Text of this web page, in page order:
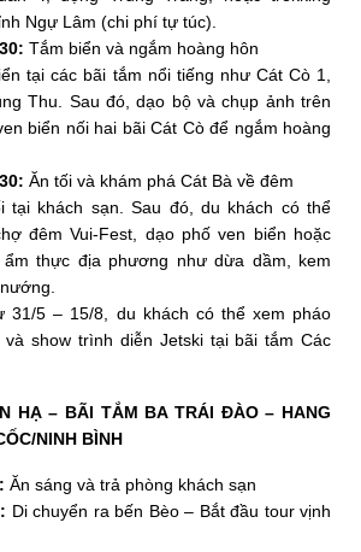
Ngự Lâm (chi phí tự túc).
Tắm biển và ngắm hoàng hôn
tại các bãi tắm nổi tiếng như Cát Cò 1,
Thu. Sau đó, dạo bộ và chụp ảnh trên
biển nối hai bãi Cát Cò để ngắm hoàng
Ăn tối và khám phá Cát Bà về đêm
tại khách sạn. Sau đó, du khách có thể
đêm Vui-Fest, dạo phố ven biển hoặc
thực địa phương như dừa dầm, kem
31/5 – 15/8, du khách có thể xem pháo
và show trình diễn Jetski tại bãi tắm Các
HẠ – BÃI TẮM BA TRÁI ĐÀO – HANG
NINH BÌNH
Ăn sáng và trả phòng khách sạn
Di chuyển ra bến Bèo – Bắt đầu tour vịnh